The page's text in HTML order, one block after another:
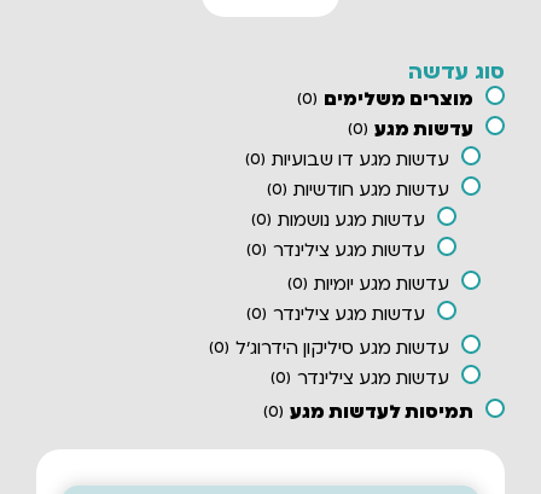
סוג עדשה
מוצרים משלימים (
0
)
עדשות מגע (
0
)
עדשות מגע דו שבועיות (
0
)
עדשות מגע חודשיות (
0
)
עדשות מגע נושמות (
0
)
עדשות מגע צילינדר (
0
)
עדשות מגע יומיות (
0
)
עדשות מגע צילינדר (
0
)
עדשות מגע סיליקון הידרוג'ל (
0
)
עדשות מגע צילינדר (
0
)
תמיסות לעדשות מגע (
0
)